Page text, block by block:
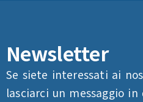
Newsletter
Se siete interessati ai
lasciarci un messaggio